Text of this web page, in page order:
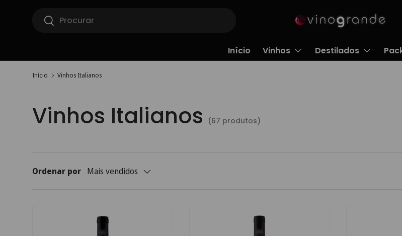
Ir para o conteúdo
Pesquisar
Pesquisar
Início Vinhos Destilados
Início Vinhos Italianos
Vinhos Italianos (67 produtos)
Ordenar por Mais vendidos